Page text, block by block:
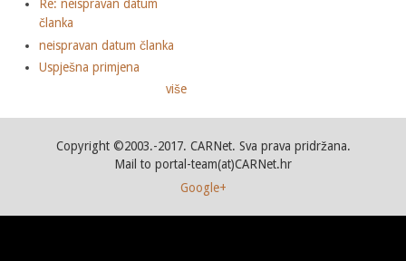
Re: neispravan datum
članka
neispravan datum članka
Uspješna primjena
više
Copyright ©2003.-2017. CARNet. Sva prava pridržana.
Mail to portal-team(at)CARNet.hr
Google+